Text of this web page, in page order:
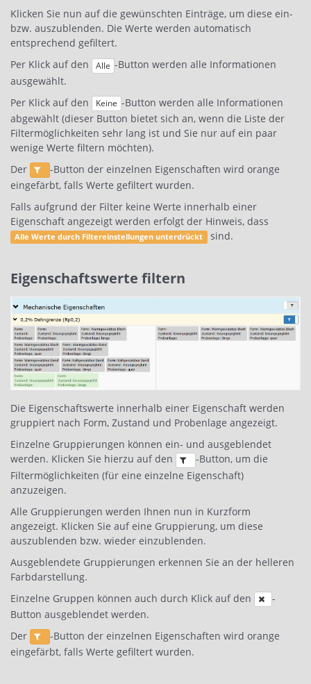
Klicken Sie nun auf die gewünschten Einträge, um diese ein-
bzw. auszublenden. Die Werte werden automatisch
entsprechend gefiltert.
Per Klick auf den
Alle -Button werden alle Informationen
ausgewählt.
Per Klick auf den
Keine -Button werden alle Informationen
abgewählt (dieser Button bietet sich an, wenn die Liste der
Filtermöglichkeiten sehr lang ist und Sie nur auf ein paar
wenige Werte filtern möchten).
Der
-Button der einzelnen Eigenschaften wird orange
eingefärbt, falls Werte gefiltert wurden.
Falls aufgrund der Filter keine Werte innerhalb einer
Eigenschaft angezeigt werden erfolgt der Hinweis, dass
Alle Werte durch Filtereinstellungen unterdrückt sind.
Eigenschaftswerte filtern
Die Eigenschaftswerte innerhalb einer Eigenschaft werden
gruppiert nach Form, Zustand und Probenlage angezeigt.
Einzelne Gruppierungen können ein- und ausgeblendet
werden. Klicken Sie hierzu auf den
-Button, um die
Filtermöglichkeiten (für eine einzelne Eigenschaft)
anzuzeigen.
Alle Gruppierungen werden Ihnen nun in Kurzform
angezeigt. Klicken Sie auf eine Gruppierung, um diese
auszublenden bzw. wieder einzublenden.
Ausgeblendete Gruppierungen erkennen Sie an der helleren
Farbdarstellung.
Einzelne Gruppen können auch durch Klick auf den
-
Button ausgeblendet werden.
Der
-Button der einzelnen Eigenschaften wird orange
eingefärbt, falls Werte gefiltert wurden.